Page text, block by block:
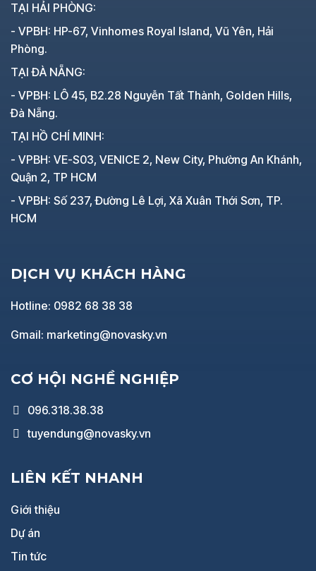
TẠI HẢI PHÒNG:
- VPBH: HP-67, Vinhomes Royal Island, Vũ Yên, Hải
Phòng.
TẠI ĐÀ NẴNG:
- VPBH: LÔ 45, B2.28 Nguyễn Tất Thành, Golden Hills,
Đà Nẵng.
TẠI HỒ CHÍ MINH:
- VPBH: VE-S03, VENICE 2, New City, Phường An Khánh,
Quận 2, TP HCM
- VPBH: Số 237, Đường Lê Lợi, Xã Xuân Thới Sơn, TP.
HCM
DỊCH VỤ KHÁCH HÀNG
Hotline: 0982 68 38 38
Gmail: marketing@novasky.vn
CƠ HỘI NGHỀ NGHIỆP
096.318.38.38
tuyendung@novasky.vn
LIÊN KẾT NHANH
Giới thiệu
Dự án
Tin tức